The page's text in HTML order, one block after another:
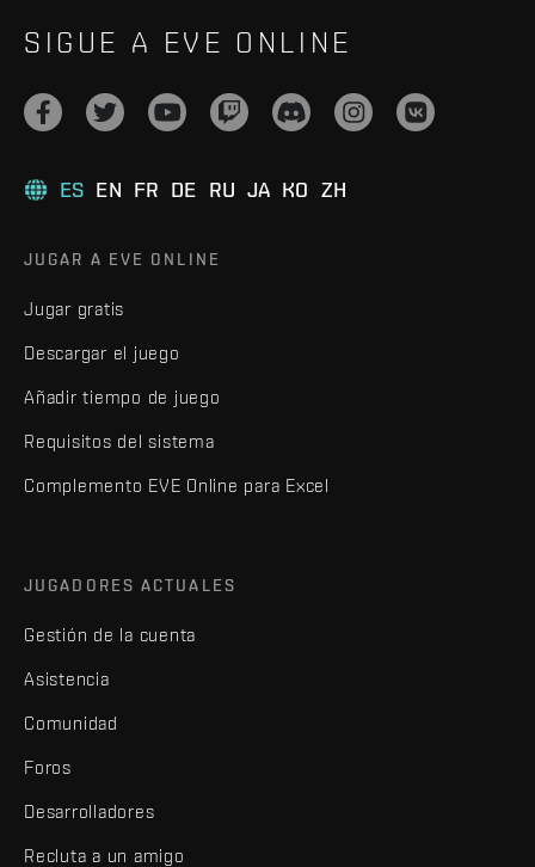
SIGUE A EVE ONLINE
ES EN FR DE RU JA KO ZH
JUGAR A EVE ONLINE
Jugar gratis
Descargar el juego
Añadir tiempo de juego
Requisitos del sistema
Complemento EVE Online para Excel
JUGADORES ACTUALES
Gestión de la cuenta
Asistencia
Comunidad
Foros
Desarrolladores
Recluta a un amigo